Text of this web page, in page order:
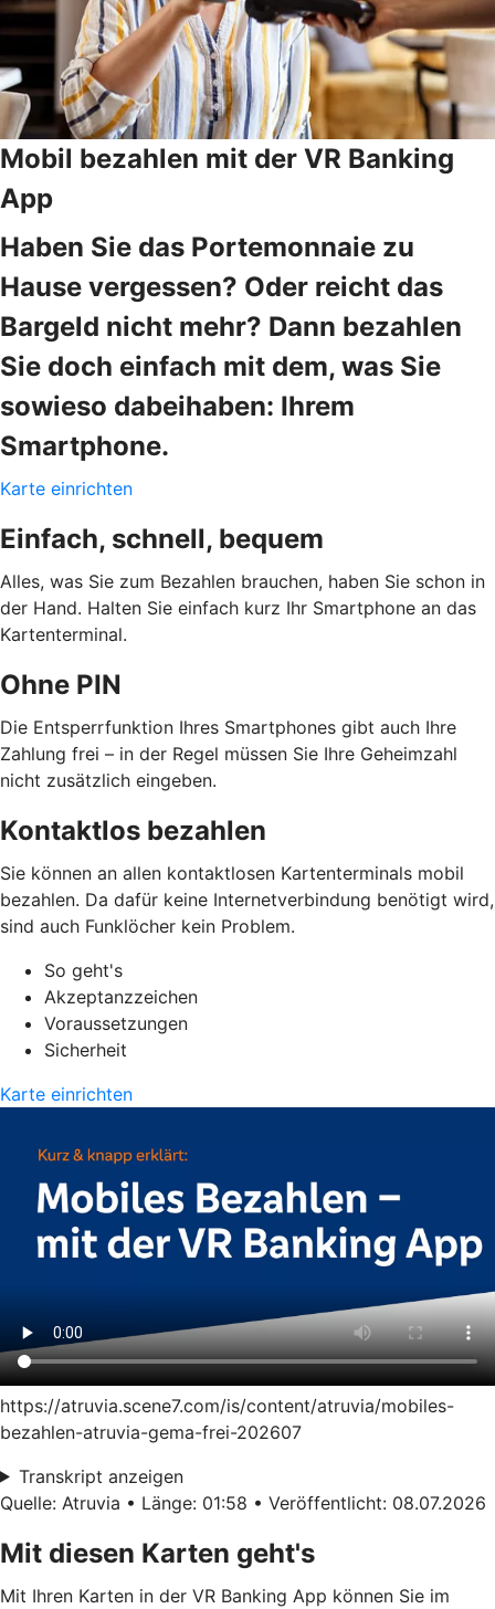
Mobil bezahlen mit der VR Banking
App
Haben Sie das Portemonnaie zu
Hause vergessen? Oder reicht das
Bargeld nicht mehr? Dann bezahlen
Sie doch einfach mit dem, was Sie
sowieso dabeihaben: Ihrem
Smartphone.
Karte einrichten
Einfach, schnell, bequem
Alles, was Sie zum Bezahlen brauchen, haben Sie schon in
der Hand. Halten Sie einfach kurz Ihr Smartphone an das
Kartenterminal.
Ohne PIN
Die Entsperrfunktion Ihres Smartphones gibt auch Ihre
Zahlung frei – in der Regel müssen Sie Ihre Geheimzahl
nicht zusätzlich eingeben.
Kontaktlos bezahlen
Sie können an allen kontaktlosen Kartenterminals mobil
bezahlen. Da dafür keine Internetverbindung benötigt wird,
sind auch Funklöcher kein Problem.
So geht's
Akzeptanzzeichen
Voraussetzungen
Sicherheit
Karte einrichten
https://atruvia.scene7.com/is/content/atruvia/mobiles-
bezahlen-atruvia-gema-frei-202607
Transkript anzeigen
Quelle: Atruvia • Länge: 01:58 • Veröffentlicht: 08.07.2026
Mit diesen Karten geht's
Mit Ihren Karten in der VR Banking App können Sie im